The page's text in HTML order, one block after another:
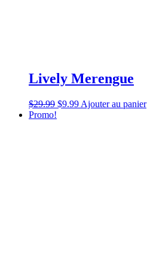
Lively Merengue
$29.99 $9.99 Ajouter au panier
Promo!